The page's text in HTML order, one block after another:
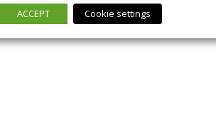
ACCEPT
Cookie settings